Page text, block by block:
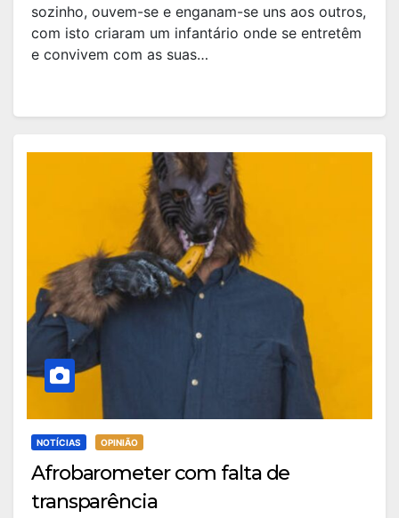
sozinho, ouvem-se e enganam-se uns aos outros,
com isto criaram um infantário onde se entretêm
e convivem com as suas…
NOTÍCIAS OPINIÃO
Afrobarometer com falta de
transparência